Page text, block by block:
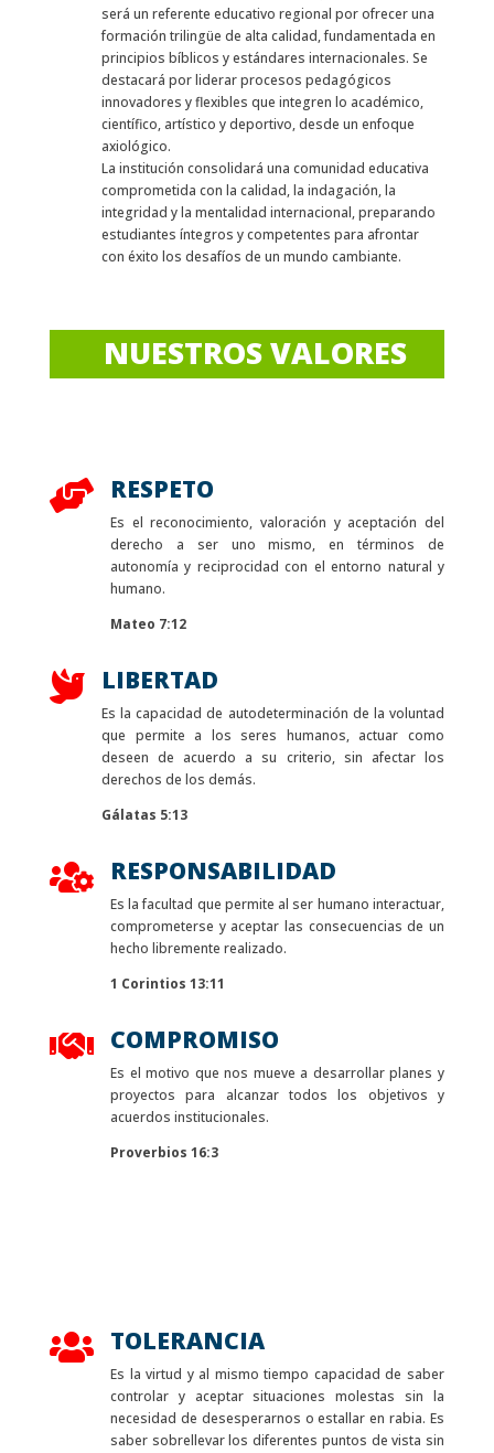
será un referente educativo regional por ofrecer una
formación trilingüe de alta calidad, fundamentada en
principios bíblicos y estándares internacionales. Se
destacará por liderar procesos pedagógicos
innovadores y flexibles que integren lo académico,
científico, artístico y deportivo, desde un enfoque
axiológico.
La institución consolidará una comunidad educativa
comprometida con la calidad, la indagación, la
integridad y la mentalidad internacional, preparando
estudiantes íntegros y competentes para afrontar
con éxito los desafíos de un mundo cambiante.
NUESTROS VALORES
 RESPETO
Es el reconocimiento, valoración y aceptación del
derecho a ser uno mismo, en términos de
autonomía y reciprocidad con el entorno natural y
humano.
Mateo 7:12
 LIBERTAD
Es la capacidad de autodeterminación de la voluntad
que permite a los seres humanos, actuar como
deseen de acuerdo a su criterio, sin afectar los
derechos de los demás.
Gálatas 5:13
 RESPONSABILIDAD
Es la facultad que permite al ser humano interactuar,
comprometerse y aceptar las consecuencias de un
hecho libremente realizado.
1 Corintios 13:11
 COMPROMISO
Es el motivo que nos mueve a desarrollar planes y
proyectos para alcanzar todos los objetivos y
acuerdos institucionales.
Proverbios 16:3
 TOLERANCIA
Es la virtud y al mismo tiempo capacidad de saber
controlar y aceptar situaciones molestas sin la
necesidad de desesperarnos o estallar en rabia. Es
saber sobrellevar los diferentes puntos de vista sin